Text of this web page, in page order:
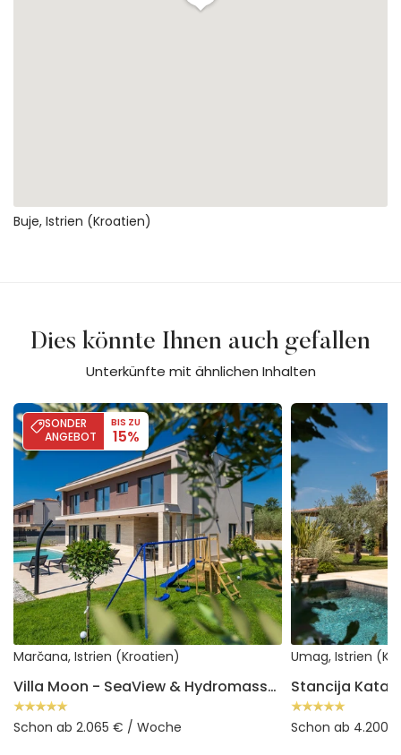
Buje, Istrien (Kroatien)
Dies könnte Ihnen auch gefallen
Unterkünfte mit ähnlichen Inhalten
SONDER
ANGEBOT
BIS ZU
15%
Villa Moon - SeaView & Hydromassage
Marčana, Istrien (Kroatien)
Villa Moon - SeaView & Hydromassage
Schon ab 2.065 € / Woche
Stancija Katarina
Umag, Istrien
Stancija
Schon ab 4.200